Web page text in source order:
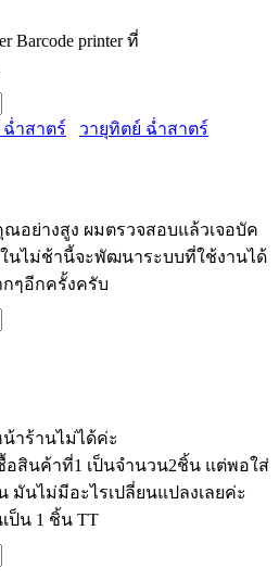
Barcode printer ที่
วายุทิตย์ ฉ่ำสาตร์
ย่างสูง ผมตรวจสอบแล้วเจอบัค
นไม่ช้านี้จะพัฒนาระบบที่ใช้งานได้
ๆอีกครั้งครับ
าร้านไม่ได้ค่ะ
สินค้าที่1 เป็นจำนวน2ชิ้น แต่พอใส่
มันไม่มีอะไรเปลี่ยนแปลงเลยค่ะ
ป็น 1 ชิ้น TT